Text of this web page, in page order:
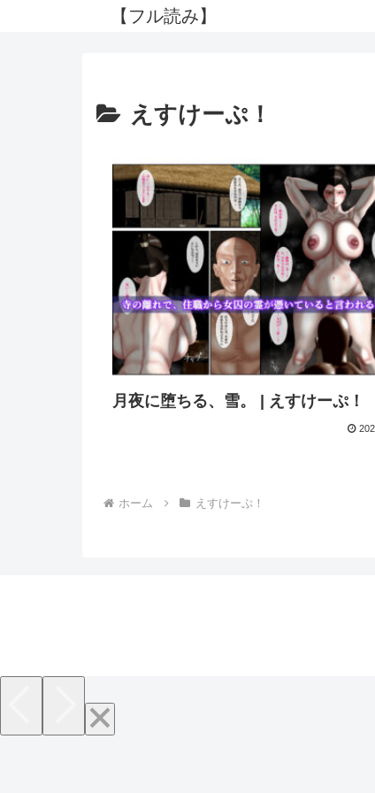
【フル読み】
えすけーぷ！
月夜に堕ちる、雪。 | えすけーぷ！
ホーム えすけーぷ！